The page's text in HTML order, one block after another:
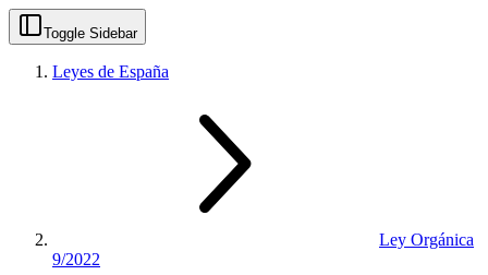
Toggle Sidebar
Leyes de España
Ley Orgánica
9/2022